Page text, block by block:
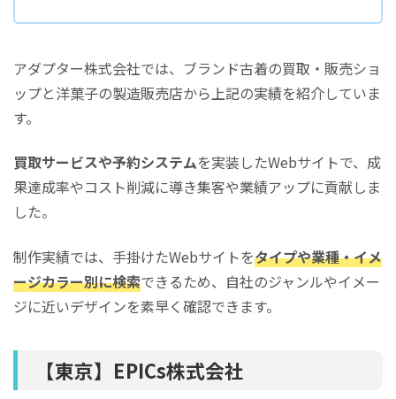
アダプター株式会社では、ブランド古着の買取・販売ショ
ップと洋菓子の製造販売店から上記の実績を紹介していま
す。
買取サービスや予約システムを実装したWebサイトで、成
果達成率やコスト削減に導き集客や業績アップに貢献しま
した。
制作実績では、手掛けたWebサイトをタイプや業種・イメ
ージカラー別に検索できるため、自社のジャンルやイメー
ジに近いデザインを素早く確認できます。
【東京】EPICs株式会社